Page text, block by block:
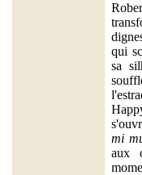
qui
sa
mi
aux